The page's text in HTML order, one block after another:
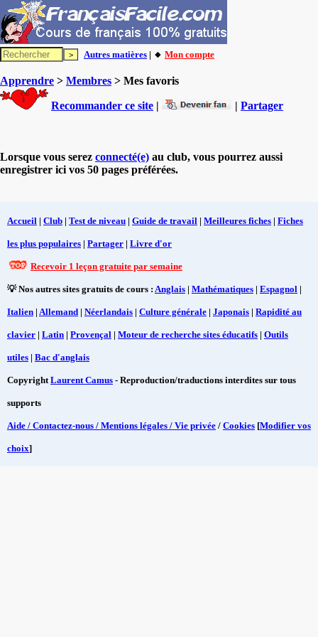
Autres matières | 🔸 Mon compte
Apprendre > Membres > Mes favoris
Recommander ce site | | Partager
Lorsque vous serez connecté(e) au club, vous pourrez aussi
enregistrer ici vos 50 pages préférées.
Accueil | Club | Test de niveau | Guide de travail | Meilleures fiches | Fiches
les plus populaires | Partager | Livre d'or
Recevoir 1 leçon gratuite par semaine
💡 Nos autres sites gratuits de cours : Anglais | Mathématiques | Espagnol |
Italien | Allemand | Néerlandais | Culture générale | Japonais | Rapidité au
clavier | Latin | Provençal | Moteur de recherche sites éducatifs | Outils
utiles | Bac d'anglais
CopyrightLaurent Camus - Reproduction/traductions interdites sur tous
supports
Aide / Contactez-nous / Mentions légales / Vie privée / Cookies [Modifier vos
choix]